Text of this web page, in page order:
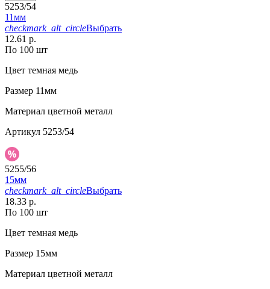
5253/54
11мм
checkmark_alt_circleВыбрать
12.61 р.
По 100 шт
Цвет темная медь
Размер 11мм
Материал цветной металл
Артикул 5253/54
5255/56
15мм
checkmark_alt_circleВыбрать
18.33 р.
По 100 шт
Цвет темная медь
Размер 15мм
Материал цветной металл